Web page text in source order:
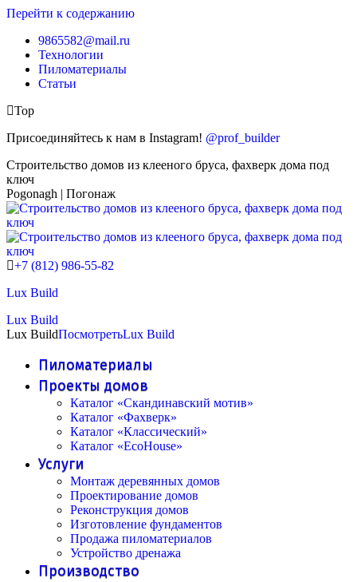
Перейти к содержанию
9865582@mail.ru
Технологии
Пиломатериалы
Статьи
Top
Присоединяйтесь к нам в Instagram! @prof_builder
Строительство домов из клееного бруса, фахверк дома под
ключ
Pogonagh | Погонаж
+7 (812) 986-55-82
Lux Build
Lux Build
Lux BuildПосмотретьLux Build
Пиломатериалы
Проекты домов
Каталог «Скандинавский мотив»
Каталог «Фахверк»
Каталог «Классический»
Каталог «EcoHouse»
Услуги
Монтаж деревянных домов
Проектирование домов
Реконструкция домов
Изготовление фундаментов
Продажа пиломатериалов
Устройство дренажа
Производство